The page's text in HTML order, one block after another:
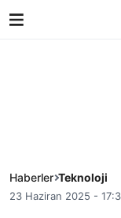
Haberler Teknoloji
23 Haziran 2025 -